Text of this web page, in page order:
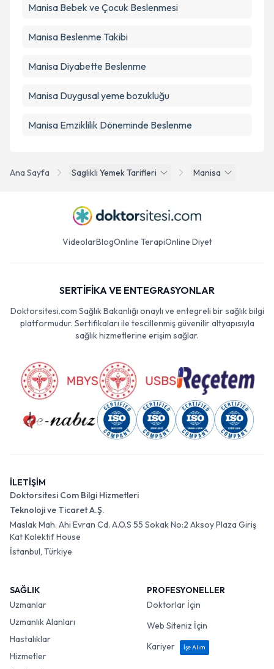
Ana Sayfa Saglikli Yemek Tarifleri Manisa
Manisa Bebek ve Çocuk Beslenmesi
Manisa Beslenme Takibi
Manisa Diyabette Beslenme
Manisa Duygusal yeme bozukluğu
Manisa Emziklilik Döneminde Beslenme
VideolarBlogOnline TerapiOnline Diyet
SERTİFİKA VE ENTEGRASYONLAR
Doktorsitesi.com Sağlık Bakanlığı onaylı ve entegreli bir sağlık bilgi
platformudur. Sertifikaları ile tescillenmiş güvenilir altyapısıyla
sağlık hizmetlerine erişim sağlar.
İLETİŞİM
Doktorsitesi Com Bilgi Hizmetleri
Teknoloji ve Ticaret A.Ş.
Maslak Mah. Ahi Evran Cd. A.O.S 55 Sokak No:2 Aksoy Plaza Giriş
Kat Kolektif House
İstanbul, Türkiye
SAĞLIK
Uzmanlar
Uzmanlık Alanları
Hastalıklar
Hizmetler
PROFESYONELLER
Doktorlar İçin
Web Siteniz İçin
Kariyer
İşe Alım